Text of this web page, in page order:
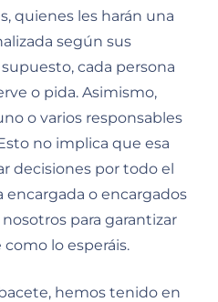
quienes les harán una
según sus
cada persona
o pida. Asimismo,
o varios responsables
no implica que esa
decisiones por todo el
encargada o encargados
para garantizar
lo esperáis.
hemos tenido en